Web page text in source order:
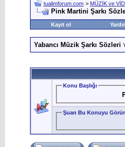
tualimforum.com > MÜZİK ve
Pink Martini Şarkı
Kayıt ol
Yabancı Müzik Şarkı Sözleri
Konu Başlığı
Şuan Bu Konuyu